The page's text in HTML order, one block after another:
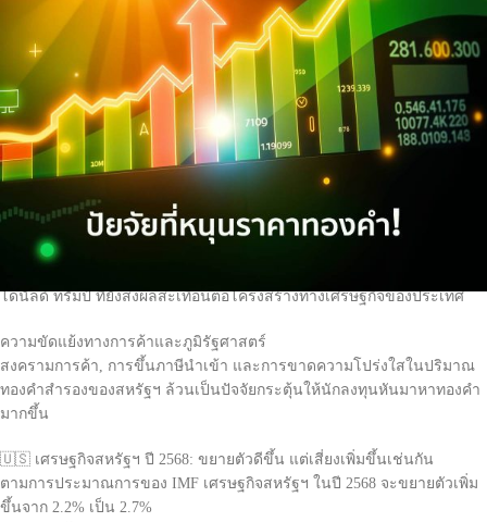
มหาอำนาจอย่างสหรัฐฯ ที่มีแนวโน้มจะเปลี่ยนแปลงอย่างมีนัยสำคัญในปี
2568 ซึ่งสามารถจำแนกปัจจัยสำคัญได้ดังนี้:
ปัจจัยหนุนราคาทองคำ:
ธนาคารกลางจีนสะสมทองคำต่อเนื่อง
การเพิ่มปริมาณทองคำสำรองของธนาคารกลางจีน ขณะที่สหรัฐฯ ถือครอง
ในระดับเดิม สะท้อน “การปรับสมดุลอำนาจทางการเงินโลก” และเพิ่มความ
เชื่อมั่นในทองคำในฐานะสินทรัพย์ปลอดภัย
ความเสี่ยงด้านเงินเฟ้อจากนโยบายของสหรัฐฯ
ทั้งจากการใช้นโยบาย QE ซ้ำอีกครั้ง หรือจากการลดภาษีนิติบุคคลที่อาจ
โดนัลด์ ทรัมป์ ที่ยังส่งผลสะเทือนต่อโครงสร้างทางเศรษฐกิจของประเทศ
ความขัดแย้งทางการค้าและภูมิรัฐศาสตร์
สงครามการค้า, การขึ้นภาษีนำเข้า และการขาดความโปร่งใสในปริมาณ
ทองคำสำรองของสหรัฐฯ ล้วนเป็นปัจจัยกระตุ้นให้นักลงทุนหันมาหาทองคำ
มากขึ้น
🇺🇸 เศรษฐกิจสหรัฐฯ ปี 2568: ขยายตัวดีขึ้น แต่เสี่ยงเพิ่มขึ้นเช่นกัน
ตามการประมาณการของ IMF เศรษฐกิจสหรัฐฯ ในปี 2568 จะขยายตัวเพิ่ม
ขึ้นจาก 2.2% เป็น 2.7%